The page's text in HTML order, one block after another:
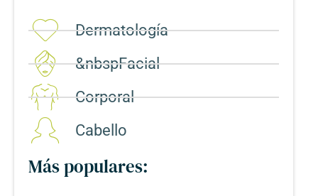
Dermatología
&nbspFacial
Corporal​
Cabello
Más populares: